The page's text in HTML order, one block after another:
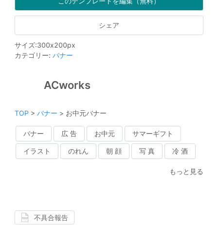
シェア
サイズ:300x200px
カテゴリー: バナー
ACworks
TOP > バナー > お中元バナー
バナー 広 告 お中元 サマーギフト
イラスト のれん 朝 顔 写 真 冷 酒
もっと見る
不具合報告